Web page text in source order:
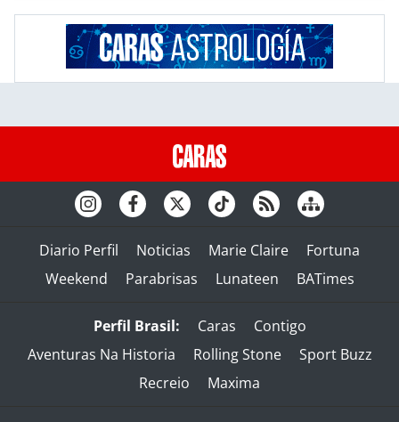
Diario Perfil Noticias Marie Claire
Fortuna
Weekend
Parabrisas Lunateen BATimes
Perfil Brasil: Caras
Contigo
Aventuras Na Historia
Rolling Stone
Sport Buzz
Recreio
Maxima